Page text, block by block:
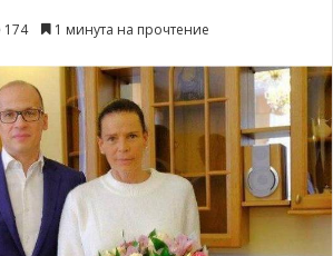
174 1 минута на прочтение